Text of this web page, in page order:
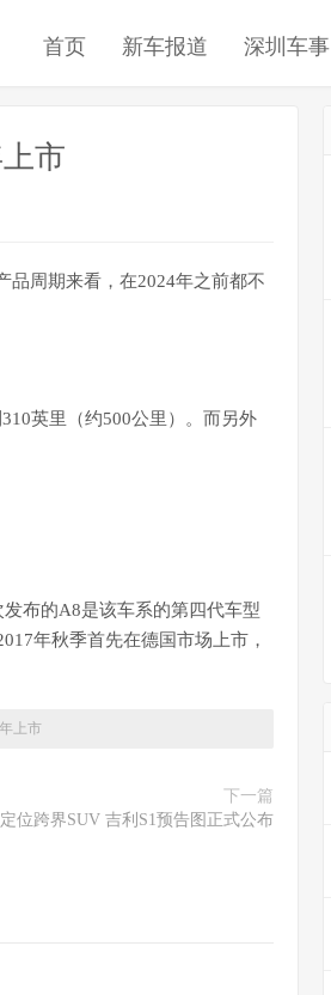
首页 新车报道 深圳车事
市
品周期来看，在2024年之前都不
英里（约500公里）。而另外
布的A8是该车系的第四代车型
年秋季首先在德国市场上市，
上市
下一篇
定位跨界SUV 吉利S1预告图正式公布